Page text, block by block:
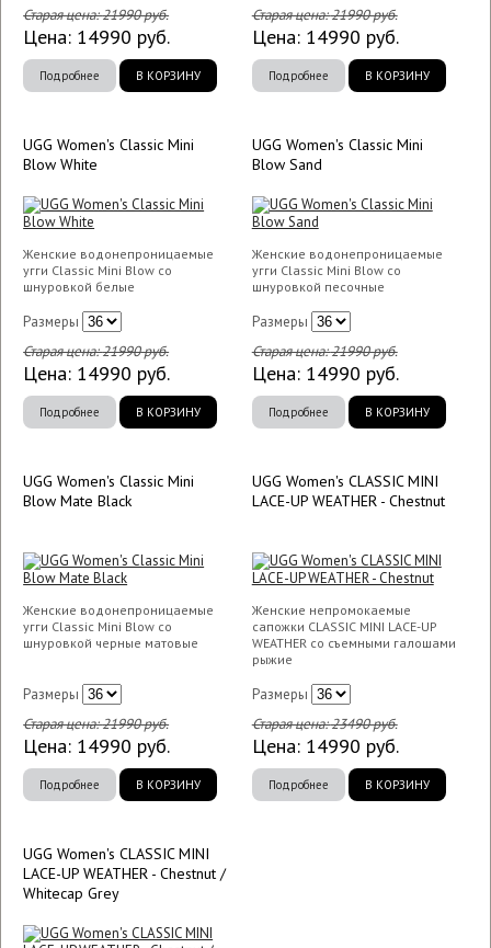
Старая цена:21990руб.
Цена: 14990 руб.
Подробнее В КОРЗИНУ
Старая цена:21990руб.
Цена: 14990 руб.
Подробнее В КОРЗИНУ
UGG Women's Classic Mini
Blow White
Женские водонепроницаемые
угги Classic Mini Blow со
шнуровкой белые
Размеры
Старая цена:21990руб.
Цена: 14990 руб.
Подробнее В КОРЗИНУ
UGG Women's Classic Mini
Blow Sand
Женские водонепроницаемые
угги Classic Mini Blow со
шнуровкой песочные
Размеры
Старая цена:21990руб.
Цена: 14990 руб.
Подробнее В КОРЗИНУ
UGG Women's Classic Mini
Blow Mate Black
Женские водонепроницаемые
угги Classic Mini Blow со
шнуровкой черные матовые
Размеры
Старая цена:21990руб.
Цена: 14990 руб.
Подробнее В КОРЗИНУ
UGG Women's CLASSIC MINI
LACE-UP WEATHER - Chestnut
Женские непромокаемые
сапожки CLASSIC MINI LACE-UP
WEATHER со съемными галошами
рыжие
Размеры
Старая цена:23490руб.
Цена: 14990 руб.
Подробнее В КОРЗИНУ
UGG Women's CLASSIC MINI
LACE-UP WEATHER - Chestnut /
Whitecap Grey